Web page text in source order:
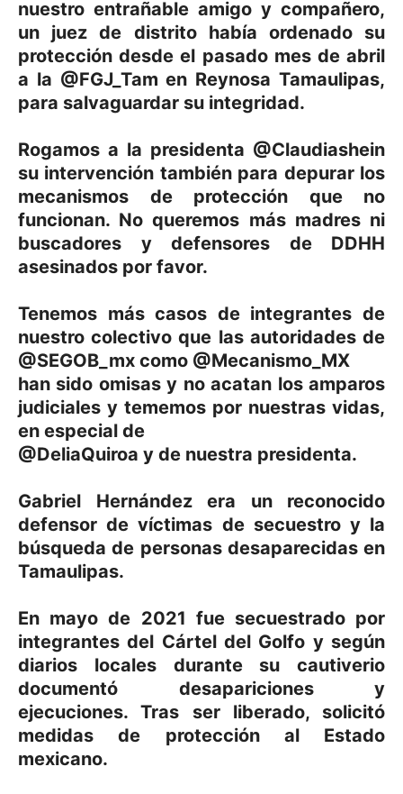
nuestro entrañable amigo y compañero,
un juez de distrito había ordenado su
protección desde el pasado mes de abril
a la @FGJ_Tam en Reynosa Tamaulipas,
para salvaguardar su integridad.
Rogamos a la presidenta @Claudiashein
su intervención también para depurar los
mecanismos de protección que no
funcionan. No queremos más madres ni
buscadores y defensores de DDHH
asesinados por favor.
Tenemos más casos de integrantes de
nuestro colectivo que las autoridades de
@SEGOB_mx como @Mecanismo_MX
han sido omisas y no acatan los amparos
judiciales y tememos por nuestras vidas,
en especial de
@DeliaQuiroa y de nuestra presidenta.
Gabriel Hernández era un reconocido
defensor de víctimas de secuestro y la
búsqueda de personas desaparecidas en
Tamaulipas.
En mayo de 2021 fue secuestrado por
integrantes del Cártel del Golfo y según
diarios locales durante su cautiverio
documentó desapariciones y
ejecuciones. Tras ser liberado, solicitó
medidas de protección al Estado
mexicano.